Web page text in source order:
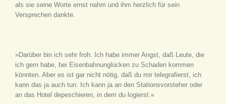
als sie seine Worte ernst nahm und ihm herzlich für sein
Versprechen dankte.
»Darüber bin ich sehr froh. Ich habe immer Angst, daß Leute, die
ich gern habe, bei Eisenbahnunglücken zu Schaden kommen
könnten. Aber es ist gar nicht nötig, daß du mir telegrafierst, ich
kann das ja auch tun. Ich kann ja an den Stationsvorsteher oder
an das Hotel depeschieren, in dem du logierst.«